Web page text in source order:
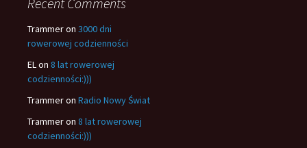
Trammeron 3000 dni
rowerowej codzienności
ELon 8 lat rowerowej
codzienności:)))
Trammeron Radio Nowy Świat
Trammeron 8 lat rowerowej
codzienności:)))